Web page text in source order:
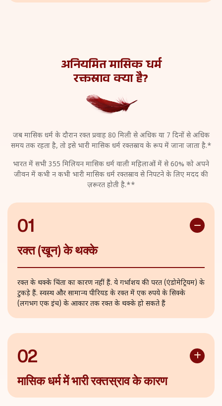
यह आमतौर पर बैक्टीरियल संक्रमण का संकेत होता है।
अनियमित मासिक धर्म
रक्तस्राव क्या है?
जब मासिक धर्म के दौरान रक्त प्रवाह 80 मिली से अधिक या 7 दिनों से अधिक
समय तक रहता है, तो इसे भारी मासिक धर्म रक्तस्राव के रूप में जाना जाता है.*
भारत में सभी 355 मिलियन मासिक धर्म वाली महिलाओं में से 60% को अपने
जीवन में कभी न कभी भारी मासिक धर्म रक्तस्राव से निपटने के लिए मदद की
ज़रूरत होती है.**
01
रक्त (खून) के थक्के
रक्त के थक्के चिंता का कारण नहीं हैं. ये गर्भाशय की परत (एंडोमेट्रियम) के
टुकड़े हैं. स्वस्थ और सामान्य पीरियड के रक्त में एक रुपये के सिक्के
(लगभग एक इंच) के आकार तक रक्त के थक्के हो सकते हैं
02
मासिक धर्म में भारी रक्तस्राव के कारण